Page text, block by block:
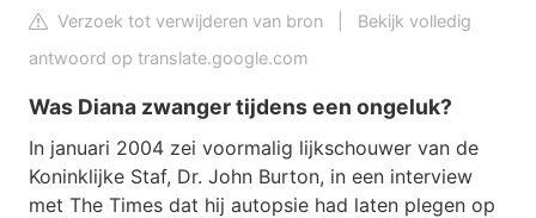
Verzoek tot verwijderen van bron
Bekijk volledig
antwoord op translate.google.com
Was Diana zwanger tijdens een ongeluk?
In januari 2004 zei voormalig lijkschouwer van de
Koninklijke Staf, Dr. John Burton, in een interview
met The Times dat hij autopsie had laten plegen op